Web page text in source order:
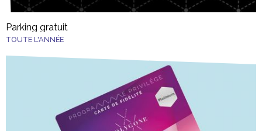
Parking gratuit
TOUTE L'ANNÉE